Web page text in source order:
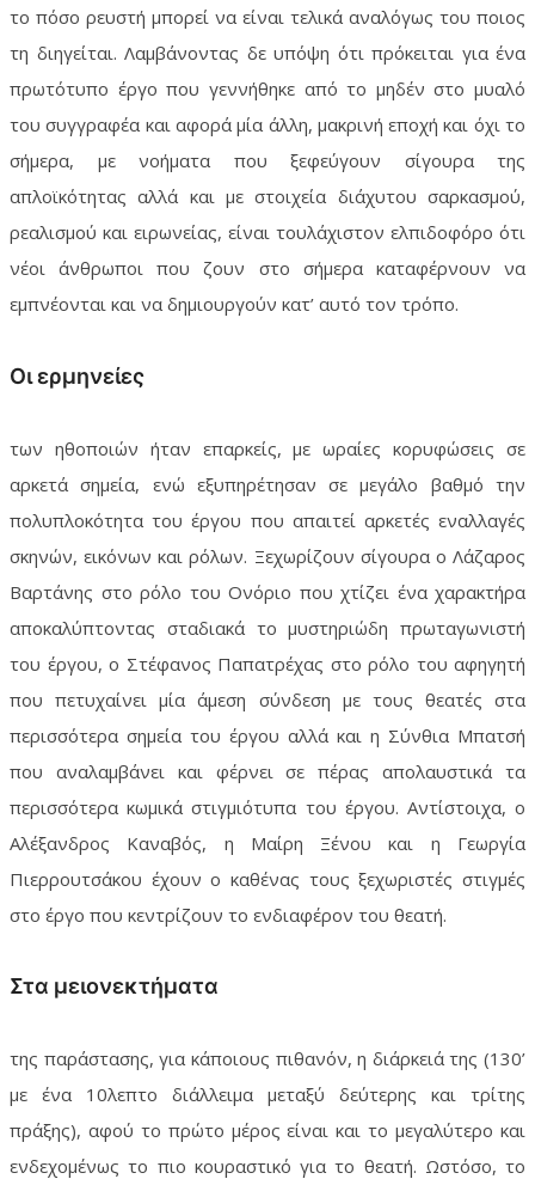
το πόσο ρευστή μπορεί να είναι τελικά αναλόγως του ποιος
τη διηγείται. Λαμβάνοντας δε υπόψη ότι πρόκειται για ένα
πρωτότυπο έργο που γεννήθηκε από το μηδέν στο μυαλό
του συγγραφέα και αφορά μία άλλη, μακρινή εποχή και όχι το
σήμερα, με νοήματα που ξεφεύγουν σίγουρα της
απλοϊκότητας αλλά και με στοιχεία διάχυτου σαρκασμού,
ρεαλισμού και ειρωνείας, είναι τουλάχιστον ελπιδοφόρο ότι
νέοι άνθρωποι που ζουν στο σήμερα καταφέρνουν να
εμπνέονται και να δημιουργούν κατ’ αυτό τον τρόπο.
Οι ερμηνείες
των ηθοποιών ήταν επαρκείς, με ωραίες κορυφώσεις σε
αρκετά σημεία, ενώ εξυπηρέτησαν σε μεγάλο βαθμό την
πολυπλοκότητα του έργου που απαιτεί αρκετές εναλλαγές
σκηνών, εικόνων και ρόλων. Ξεχωρίζουν σίγουρα ο Λάζαρος
Βαρτάνης στο ρόλο του Ονόριο που χτίζει ένα χαρακτήρα
αποκαλύπτοντας σταδιακά το μυστηριώδη πρωταγωνιστή
του έργου, ο Στέφανος Παπατρέχας στο ρόλο του αφηγητή
που πετυχαίνει μία άμεση σύνδεση με τους θεατές στα
περισσότερα σημεία του έργου αλλά και η Σύνθια Μπατσή
που αναλαμβάνει και φέρνει σε πέρας απολαυστικά τα
περισσότερα κωμικά στιγμιότυπα του έργου. Αντίστοιχα, ο
Αλέξανδρος Καναβός, η Μαίρη Ξένου και η Γεωργία
Πιερρουτσάκου έχουν ο καθένας τους ξεχωριστές στιγμές
στο έργο που κεντρίζουν το ενδιαφέρον του θεατή.
Στα μειονεκτήματα
της παράστασης, για κάποιους πιθανόν, η διάρκειά της (130’
με ένα 10λεπτο διάλλειμα μεταξύ δεύτερης και τρίτης
πράξης), αφού το πρώτο μέρος είναι και το μεγαλύτερο και
ενδεχομένως το πιο κουραστικό για το θεατή. Ωστόσο, το